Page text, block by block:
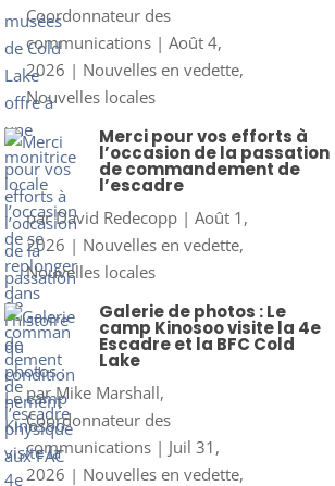
Coordonnateur des
communications| Août 4,
2026 | Nouvelles en vedette,
Nouvelles locales
Merci pour vos efforts à
l’occasion de la passation
de commandement de
l’escadre
parDavid Redecopp| Août 1,
2026 | Nouvelles en vedette,
Nouvelles locales
Galerie de photos : Le
camp Kinosoo visite la 4e
Escadre et la BFC Cold
Lake
parMike Marshall,
Coordonnateur des
communications| Juil 31,
2026 | Nouvelles en vedette,